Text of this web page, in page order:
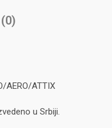
AERO/ATTIX
u Srbiji.